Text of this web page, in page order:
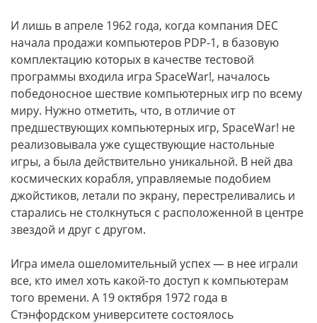
И лишь в апреле 1962 года, когда компания DEC
начала продажи компьютеров PDP-1, в базовую
комплектацию которых в качестве тестовой
программы входила игра SpaceWar!, началось
победоносное шествие компьютерных игр по всему
миру. Нужно отметить, что, в отличие от
предшествующих компьютерных игр, SpaceWar! не
реализовывала уже существующие настольные
игры, а была действительно уникальной. В ней два
космических корабля, управляемые подобием
джойстиков, летали по экрану, перестреливались и
старались не столкнуться с расположенной в центре
звездой и друг с другом.
Игра имела ошеломительный успех — в нее играли
все, кто имел хоть какой-то доступ к компьютерам
того времени. А 19 октября 1972 года в
Стэнфордском университете состоялось